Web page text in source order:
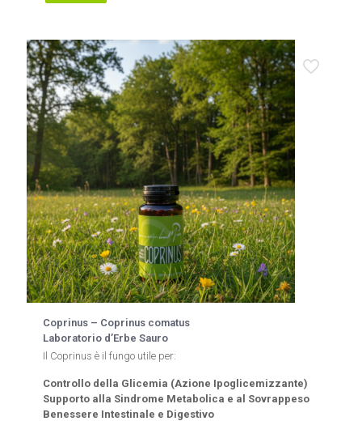
prodotto
più
varianti.
Le
opzioni
possono
essere
scelte
nella
pagina
del
prodotto
Coprinus – Coprinus comatus
Laboratorio d’Erbe Sauro
Il Coprinus è il fungo utile per:
Controllo della Glicemia (Azione Ipoglicemizzante)
Supporto alla Sindrome Metabolica e al Sovrappeso
Benessere Intestinale e Digestivo